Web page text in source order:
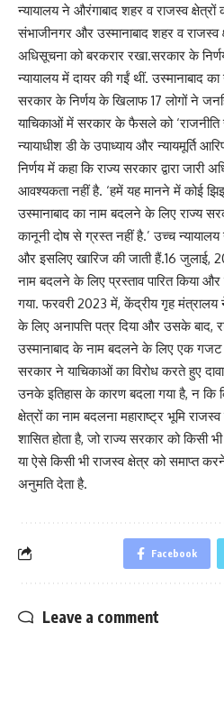
न्यायालय ने औरंगाबाद शहर व राजस्व
संभाजीनगर और उस्मानाबाद शहर व राजस्व
अधिसूचना को बरकरार रखा.सरकार के
न्यायालय में दायर की गईं थीं. उस्मानाबाद
सरकार के निर्णय के खिलाफ 17 लोगों ने
याचिकाओं में सरकार के फैसले को ‘राजनीति
न्यायाधीश डी के उपाध्याय और न्यायमूर्ति
निर्णय में कहा कि राज्य सरकार द्वारा जारी
आवश्यकता नहीं है. ‘हमें यह मानने में कोई
उस्मानाबाद का नाम बदलने के लिए राज्य
कानूनी दोष से ग्रस्त नहीं है.’ उच्च न्यायालय
और इसलिए खारिज की जाती हैं.16 जुलाई,
नाम बदलने के लिए प्रस्ताव पारित किया
गया. फरवरी 2023 में, केंद्रीय गृह
के लिए अनापत्ति पत्र दिया और उसके बाद,
उस्मानाबाद के नाम बदलने के लिए एक गजट
सरकार ने याचिकाओं का विरोध करते हुए दावा
उनके इतिहास के कारण बदला गया है, न कि
क्षेत्रों का नाम बदलना महाराष्ट्र भूमि राजस्व
शासित होता है, जो राज्य सरकार को किसी
या ऐसे किसी भी राजस्व क्षेत्र को समाप्त
अनुमति देता है.
Facebook
Leave a comment